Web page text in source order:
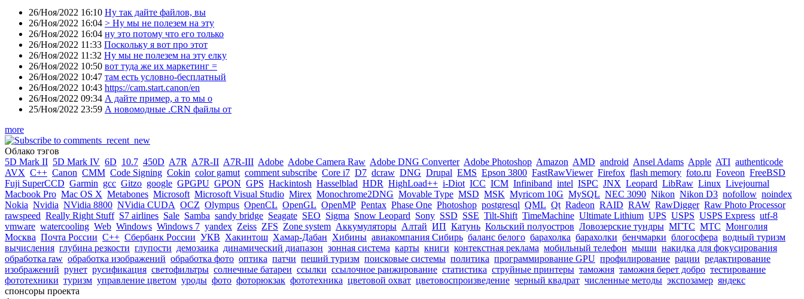
26/Ноя/2022 16:10 Ну так дайте файлов, вы
26/Ноя/2022 16:04 > Ну мы не полезем на эту
26/Ноя/2022 16:04 ну это потому что его только
26/Ноя/2022 11:33 Поскольку я вот про этот
26/Ноя/2022 11:32 Ну мы не полезем на эту елку
26/Ноя/2022 10:50 вот туда же их маркетинг =
26/Ноя/2022 10:47 там есть условно-бесплатный
26/Ноя/2022 10:43 https://cam.start.canon/en
26/Ноя/2022 09:34 А дайте пример, а то мы о
25/Ноя/2022 23:59 А новомодные .CRN файлы от
more
Облако тэгов
5D Mark II 5D Mark IV 6D 10.7 450D A7R A7R-II A7R-III Adobe Adobe Camera Raw Adobe DNG Converter Adobe Photoshop Amazon AMD android Ansel Adams Apple ATI authenticode
AVX C++ Canon CMM Code Signing Cokin color gamut comment subscribe Core i7 D7 dcraw DNG Drupal EMS Epson 3800 FastRawViewer Firefox flash memory foto.ru Foveon FreeBSD
Fuji SuperCCD Garmin gcc Gitzo google GPGPU GPON GPS Hackintosh Hasselblad HDR HighLoad++ i-Diot ICC ICM Infiniband intel ISPC JNX Leopard LibRaw Linux Livejournal
Macbook Pro Mac OS X Metabones Microsoft Microsoft Visual Studio Mirex Monochrome2DNG Movable Type MSD MSK Myricom 10G MySQL NEC 3090 Nikon Nikon D3 nofollow noindex
Nokia Nvidia NVidia 8800 NVidia CUDA OCZ Olympus OpenCL OpenGL OpenMP Pentax Phase One Photoshop postgresql QML Qt Radeon RAID RAW RawDigger Raw Photo Processor
rawspeed Really Right Stuff S7 airlines Sale Samba sandy bridge Seagate SEO Sigma Snow Leopard Sony SSD SSE Tilt-Shift TimeMachine Ultimate Lithium UPS USPS USPS Express utf-8
vmware watercooling Web Windows Windows 7 yandex Zeiss ZFS Zone system Аккумуляторы Алтай ИП Катунь Кольский полуостров Ловозерские тундры МГТС МТС Монголия
Москва Почта России С++ Сбербанк России УКВ Хакинтош Хамар-Дабан Хибины авиакомпания Сибирь баланс белого барахолка барахолки бенчмарки блогосфера водный туризм
вычисления глубина резкости глупости демозаика динамический диапазон зонная система карты книги контекстная реклама мобильный телефон мыши накидка для фокусирования
обработка raw обработка изображений обработка фото оптика патчи пеший туризм поисковые системы политика программирование GPU профилирование рации редактирование
изображений рунет русификация светофильтры солнечные батареи ссылки ссылочное ранжирование статистика струйные принтеры таможня таможня берет добро тестирование
фототехники туризм управление цветом уроды фото фоторюкзак фототехника цветовой охват цветовоспроизведение черный квадрат численные методы экспозамер яндекс
спонсоры проекта